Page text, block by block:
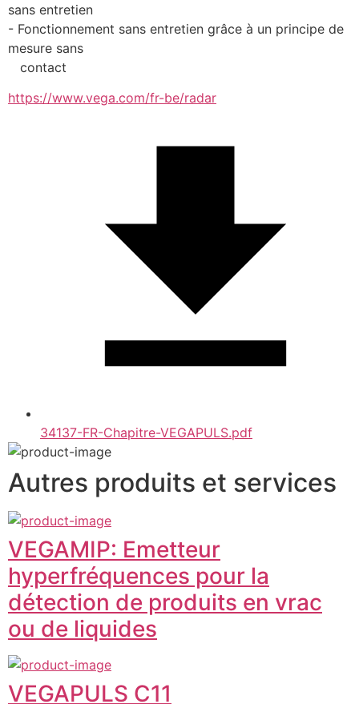
sans entretien
- Fonctionnement sans entretien grâce à un principe de
mesure sans
   contact
https://www.vega.com/fr-be/radar
34137-FR-Chapitre-VEGAPULS.pdf
Autres produits et services
VEGAMIP: Emetteur
hyperfréquences pour la
détection de produits en vrac
ou de liquides
VEGAPULS C11